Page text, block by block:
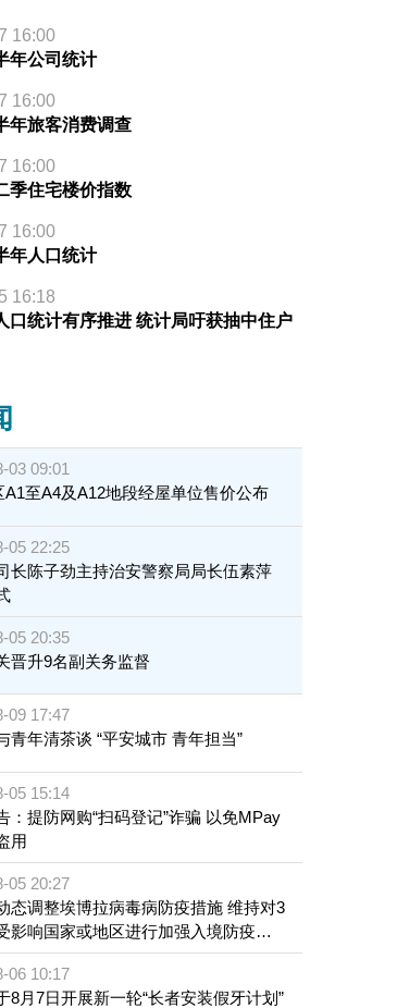
16:00
年公司统计
16:00
年旅客消费调查
16:00
季住宅楼价指数
16:00
年人口统计
16:18
口统计有序推进 统计局吁获抽中住户
03 09:01
A1至A4及A12地段经屋单位售价公布
05 22:25
长陈子劲主持治安警察局局长伍素萍
05 20:35
晋升9名副关务监督
09 17:47
保安司与青年清茶谈 “平安城市 青年担当”
05 15:14
：提防网购“扫码登记”诈骗 以免MPay
用
05 20:27
态调整埃博拉病毒病防疫措施 维持对3
影响国家或地区进行加强入境防疫措
06 10:17
8月7日开展新一轮“长者安装假牙计划”